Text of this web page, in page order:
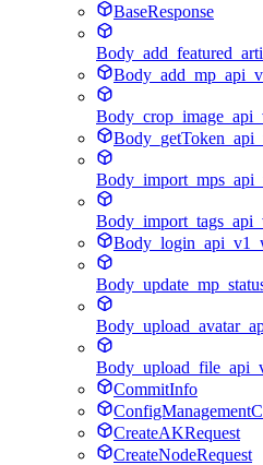
BaseResponse
CommitInfo
CreateAKRequest
CreateNodeRequest